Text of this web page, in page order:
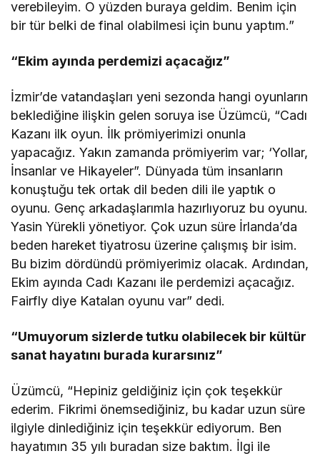
verebileyim. O yüzden buraya geldim. Benim için
bir tür belki de final olabilmesi için bunu yaptım.”
“Ekim ayında perdemizi açacağız”
İzmir’de vatandaşları yeni sezonda hangi oyunların
beklediğine ilişkin gelen soruya ise Üzümcü, “Cadı
Kazanı ilk oyun. İlk prömiyerimizi onunla
yapacağız. Yakın zamanda prömiyerim var; ‘Yollar,
İnsanlar ve Hikayeler”. Dünyada tüm insanların
konuştuğu tek ortak dil beden dili ile yaptık o
oyunu. Genç arkadaşlarımla hazırlıyoruz bu oyunu.
Yasin Yürekli yönetiyor. Çok uzun süre İrlanda’da
beden hareket tiyatrosu üzerine çalışmış bir isim.
Bu bizim dördündü prömiyerimiz olacak. Ardından,
Ekim ayında Cadı Kazanı ile perdemizi açacağız.
Fairfly diye Katalan oyunu var” dedi.
“Umuyorum sizlerde tutku olabilecek bir kültür
sanat hayatını burada kurarsınız”
Üzümcü, “Hepiniz geldiğiniz için çok teşekkür
ederim. Fikrimi önemsediğiniz, bu kadar uzun süre
ilgiyle dinlediğiniz için teşekkür ediyorum. Ben
hayatımın 35 yılı buradan size baktım. İlgi ile